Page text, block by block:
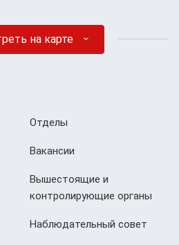
на карте
Отделы
Вакансии
Вышестоящие и
контролирующие органы
Наблюдательный совет